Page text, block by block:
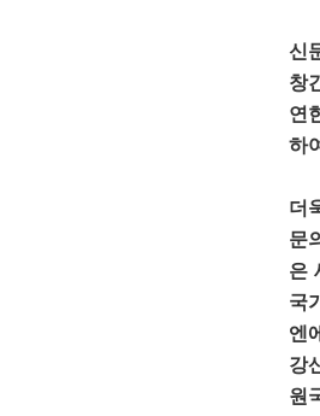
신
창
연
하
더
문
은
국
엔
강
원